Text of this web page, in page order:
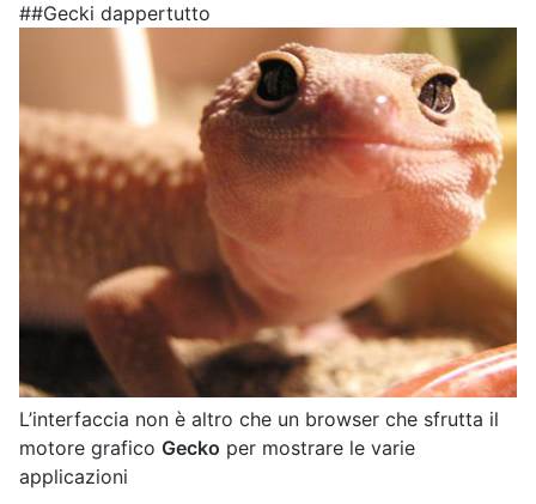
##Gecki dappertutto
L’interfaccia non è altro che un browser che sfrutta il
motore grafico Gecko per mostrare le varie
applicazioni